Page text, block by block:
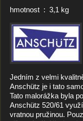
hmotnost : 3,1 kg
Jedním z velmi
Anschütz je i tato
Tato malorážka byla
Anschütz 520/61
vratnou pružinou.